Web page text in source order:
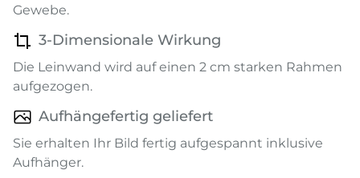
Gewebe.
3-Dimensionale Wirkung
Die Leinwand wird auf einen 2 cm starken Rahmen
aufgezogen.
Aufhängefertig geliefert
Sie erhalten Ihr Bild fertig aufgespannt inklusive
Aufhänger.